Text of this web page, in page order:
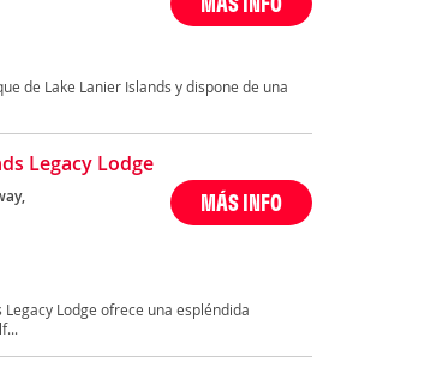
de Lake Lanier Islands y dispone de una
Legacy Lodge
MÁS INFO
Lodge ofrece una espléndida